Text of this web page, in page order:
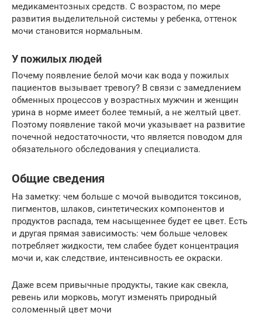
медикаментозных средств. С возрастом, по мере
развития выделительной системы у ребенка, оттенок
мочи становится нормальным.
У пожилых людей
Почему появление белой мочи как вода у пожилых
пациентов вызывает тревогу? В связи с замедлением
обменных процессов у возрастных мужчин и женщин
урина в норме имеет более темный, а не желтый цвет.
Поэтому появление такой мочи указывает на развитие
почечной недостаточности, что является поводом для
обязательного обследования у специалиста.
Общие сведения
На заметку: чем больше с мочой выводится токсинов,
пигментов, шлаков, синтетических компонентов и
продуктов распада, тем насыщеннее будет ее цвет. Есть
и другая прямая зависимость: чем больше человек
потребляет жидкости, тем слабее будет концентрация
мочи и, как следствие, интенсивность ее окраски.
Даже всем привычные продукты, такие как свекла,
ревень или морковь, могут изменять природный
соломенный цвет мочи